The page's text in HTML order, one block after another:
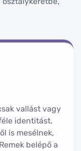
vallást vagy
identitást.
is mesélnek,
belépő a